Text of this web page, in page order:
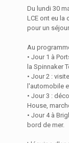
Du lundi 30
LCE ont eu la
pour un
Au
• Jour 1 à
la Spinnaker
• Jour 2 :
l'automobile
• Jour 3 :
House,
• Jour 4 à
bord de mer.